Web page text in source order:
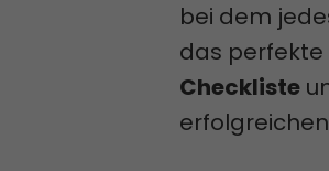
bei dem
das perfekte
Checkliste